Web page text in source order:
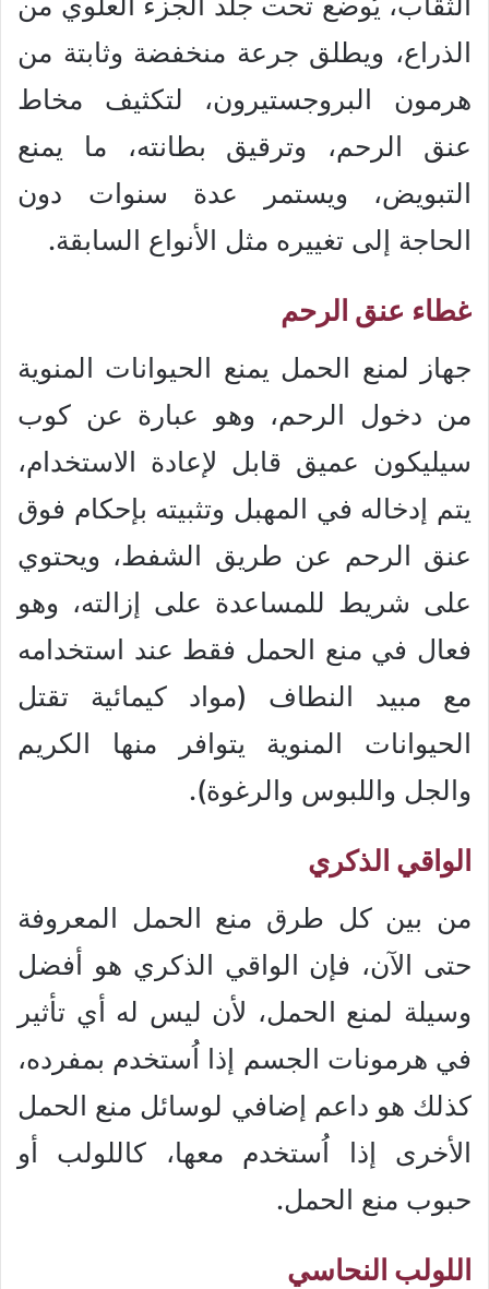
الذراع، ويطلق جرعة منخفضة وثابتة من
هرمون البروجستيرون، لتكثيف مخاط
عنق الرحم، وترقيق بطانته، ما يمنع
التبويض، ويستمر عدة سنوات دون
الحاجة إلى تغييره مثل الأنواع السابقة.
غطاء عنق الرحم
جهاز لمنع الحمل يمنع الحيوانات المنوية
من دخول الرحم، وهو عبارة عن كوب
سيليكون عميق قابل لإعادة الاستخدام،
يتم إدخاله في المهبل وتثبيته بإحكام فوق
عنق الرحم عن طريق الشفط، ويحتوي
على شريط للمساعدة على إزالته، وهو
فعال في منع الحمل فقط عند استخدامه
مع مبيد النطاف (مواد كيمائية تقتل
الحيوانات المنوية يتوافر منها الكريم
والجل واللبوس والرغوة).
الواقي الذكري
من بين كل طرق منع الحمل المعروفة
حتى الآن، فإن الواقي الذكري هو أفضل
وسيلة لمنع الحمل، لأن ليس له أي تأثير
في هرمونات الجسم إذا اُستخدم بمفرده،
كذلك هو داعم إضافي لوسائل منع الحمل
الأخرى إذا اُستخدم معها، كاللولب أو
حبوب منع الحمل.
اللولب النحاسي